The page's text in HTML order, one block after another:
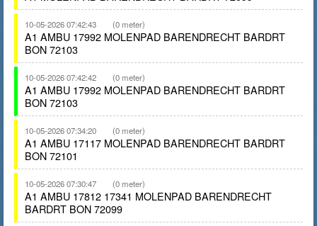
10-05-2026 07:42:43 (0 meter)
A1 AMBU 17992 MOLENPAD BARENDRECHT BARDRT
BON 72103
10-05-2026 07:42:42 (0 meter)
A1 AMBU 17992 MOLENPAD BARENDRECHT BARDRT
BON 72103
10-05-2026 07:34:20 (0 meter)
A1 AMBU 17117 MOLENPAD BARENDRECHT BARDRT
BON 72101
10-05-2026 07:30:47 (0 meter)
A1 AMBU 17812 17341 MOLENPAD BARENDRECHT
BARDRT BON 72099